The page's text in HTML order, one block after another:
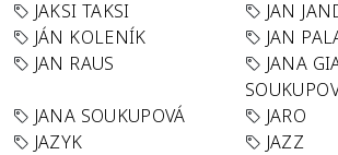
JAKSI TAKSI
JAN
JÁN KOLENÍK
JAN
JAN RAUS
JANA
JANA SOUKUPOVÁ
JARO
JAZYK
JAZZ